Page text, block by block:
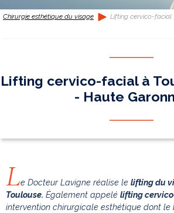
Chirurgie esthétique du visage Lifting cervico-facial
Lifting cervico-facial à
- Haute
Le Docteur Lavigne réalise le lifting du
Toulouse. Également appelé lifting
intervention chirurgicale esthétique dont